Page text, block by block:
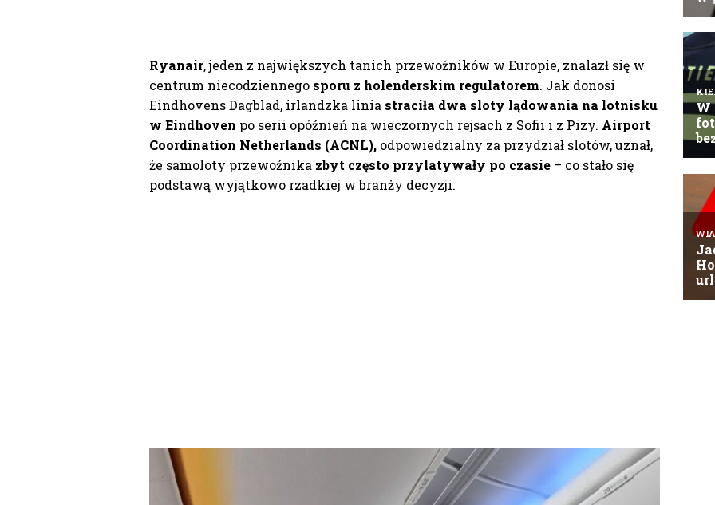
Ryanair, jeden z największych tanich przewoźników w Europie, znalazł się w
centrum niecodziennego sporu z holenderskim regulatorem. Jak donosi
Eindhovens Dagblad, irlandzka linia straciła dwa sloty lądowania na lotnisku
w Eindhoven po serii opóźnień na wieczornych rejsach z Sofii i z Pizy. Airport
Coordination Netherlands (ACNL), odpowiedzialny za przydział slotów, uznał,
że samoloty przewoźnika zbyt często przylatywały po czasie – co stało się
podstawą wyjątkowo rzadkiej w branży decyzji.